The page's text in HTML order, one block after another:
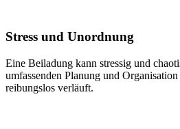
Stress und Unordnung
Eine Beiladung kann stressig und
umfassenden Planung und
reibungslos verläuft.